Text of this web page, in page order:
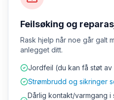
Feilsøking og
Rask hjelp når noe går galt
anlegget ditt.
Jordfeil (du kan få støt
Strømbrudd og sikringer
Dårlig kontakt/varmgang i